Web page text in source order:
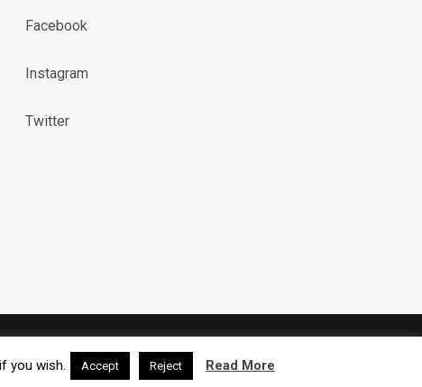
Facebook
Instagram
Twitter
X (TWITTER) INSTAGRAM
you wish. Accept Reject Read More